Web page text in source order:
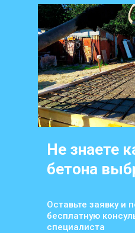
Не знаете
бетона
Оставьте заявку и
бесплатную
специалиста